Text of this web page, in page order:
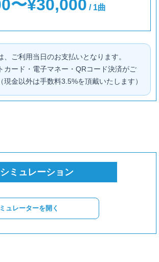
〜¥30,000 / 1曲
、ご利用当日のお支払いとなります。
カード・電子マネー・QRコード決済がご
現金以外は手数料3.5%を頂戴いたします）
ミュレーション
ュレーターを開く
修正、ミックス、マスタリング